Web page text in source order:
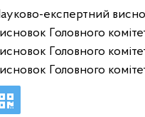
експертний
Головного
Головного
Головного